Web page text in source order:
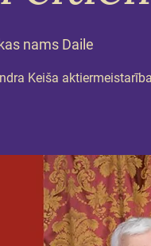
nams Daile
Keiša